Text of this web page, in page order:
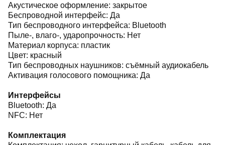
Акустическое оформление: закрытое
Беспроводной интерфейс: Да
Тип беспроводного интерфейса: Bluetooth
Пыле-, влаго-, ударопрочность: Нет
Материал корпуса: пластик
Цвет: красный
Тип беспроводных наушников: съёмный аудиокабель
Активация голосового помощника: Да
Интерфейсы
Bluetooth: Да
NFC: Нет
Комплектация